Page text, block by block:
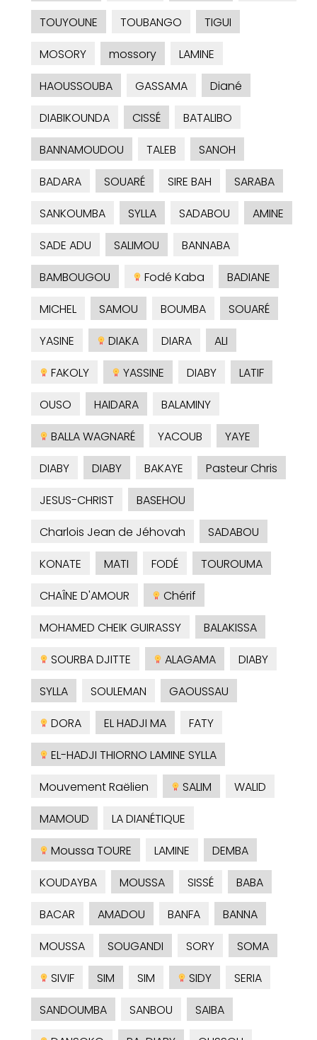
TOUYOUNE
TOUBANGO
TIGUI
MOSORY
mossory
LAMINE
HAOUSSOUBA
GASSAMA
Diané
DIABIKOUNDA
CISSÉ
BATALIBO
BANNAMOUDOU
TALEB
SANOH
BADARA
SOUARÉ SIRE BAH
SARABA
SANKOUMBA
SYLLA SADABOU
AMINE
SADE ADU
SALIMOU
BANNABA
BAMBOUGOU
Fodé Kaba
BADIANE
MICHEL
SAMOU BOUMBA
SOUARÉ
YASINE
DIAKA DIARA
ALI
FAKOLY
YASSINE DIABY
LATIF
OUSO
HAIDARA
BALAMINY
BALLA WAGNARÉ
YACOUB
YAYE
DIABY
DIABY BAKAYE
Pasteur Chris
JESUS-CHRIST
BASEHOU
Charlois Jean de Jéhovah
SADABOU
KONATE
MATI FODÉ
TOUROUMA
CHAÎNE D'AMOUR
Chérif
MOHAMED CHEIK GUIRASSY
BALAKISSA
SOURBA DJITTE
ALAGAMA
DIABY
SYLLA
SOULEMAN
GAOUSSAU
DORA
EL HADJI MA
FATY
EL-HADJI THIORNO LAMINE SYLLA
Mouvement Raëlien
SALIM
WALID
MAMOUD
LA DIANÉTIQUE
Moussa TOURE
LAMINE
DEMBA
KOUDAYBA
MOUSSA SISSÉ
BABA
BACAR
AMADOU BANFA
BANNA
MOUSSA
SOUGANDI SORY
SOMA
SIVIF
SIM SIM SIDY
SERIA
SANDOUMBA
SANBOU
SAIBA